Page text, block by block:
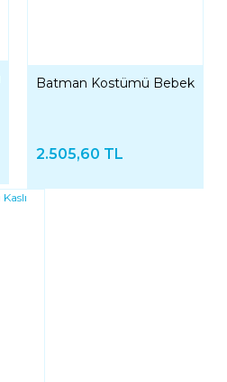
Batman Kostümü Bebek
2.505,60 TL